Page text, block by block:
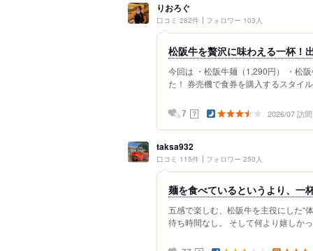
りおろぐ
口コミ 282件 フォロワー 103人
松阪牛を贅沢に味わえる一杯！
今回は ・松阪牛麺（1,290円） ・松
た！ 券売機で食券を購入するスタイ
7 ？ 2026/07 訪問
taksa932
口コミ 115件 フォロワー 250人
麺を食べているというより、一
五感で楽しむ、松阪牛を主役にした“
待ち時間なし。 そして何より嬉しか